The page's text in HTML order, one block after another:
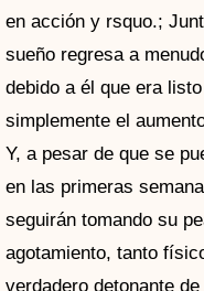
en acción y rsquo.;
sueño regresa a
debido a él que era
simplemente el
Y, a pesar de que se
en las primeras
seguirán tomando su
agotamiento, tanto
verdadero detonante